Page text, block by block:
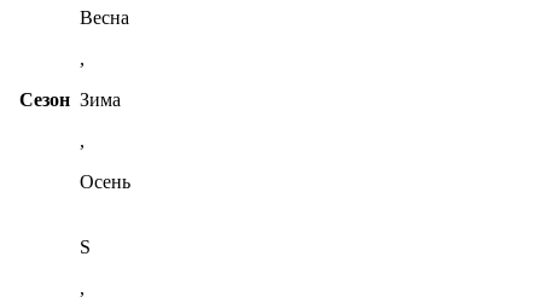
Сезон
Весна
,
Зима
,
Осень
S
,